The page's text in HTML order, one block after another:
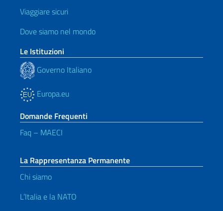
Viaggiare sicuri
Dove siamo nel mondo
Le Istituzioni
Governo Italiano
Europa.eu
Domande Frequenti
Faq – MAECI
La Rappresentanza Permanente
Chi siamo
L’Italia e la NATO